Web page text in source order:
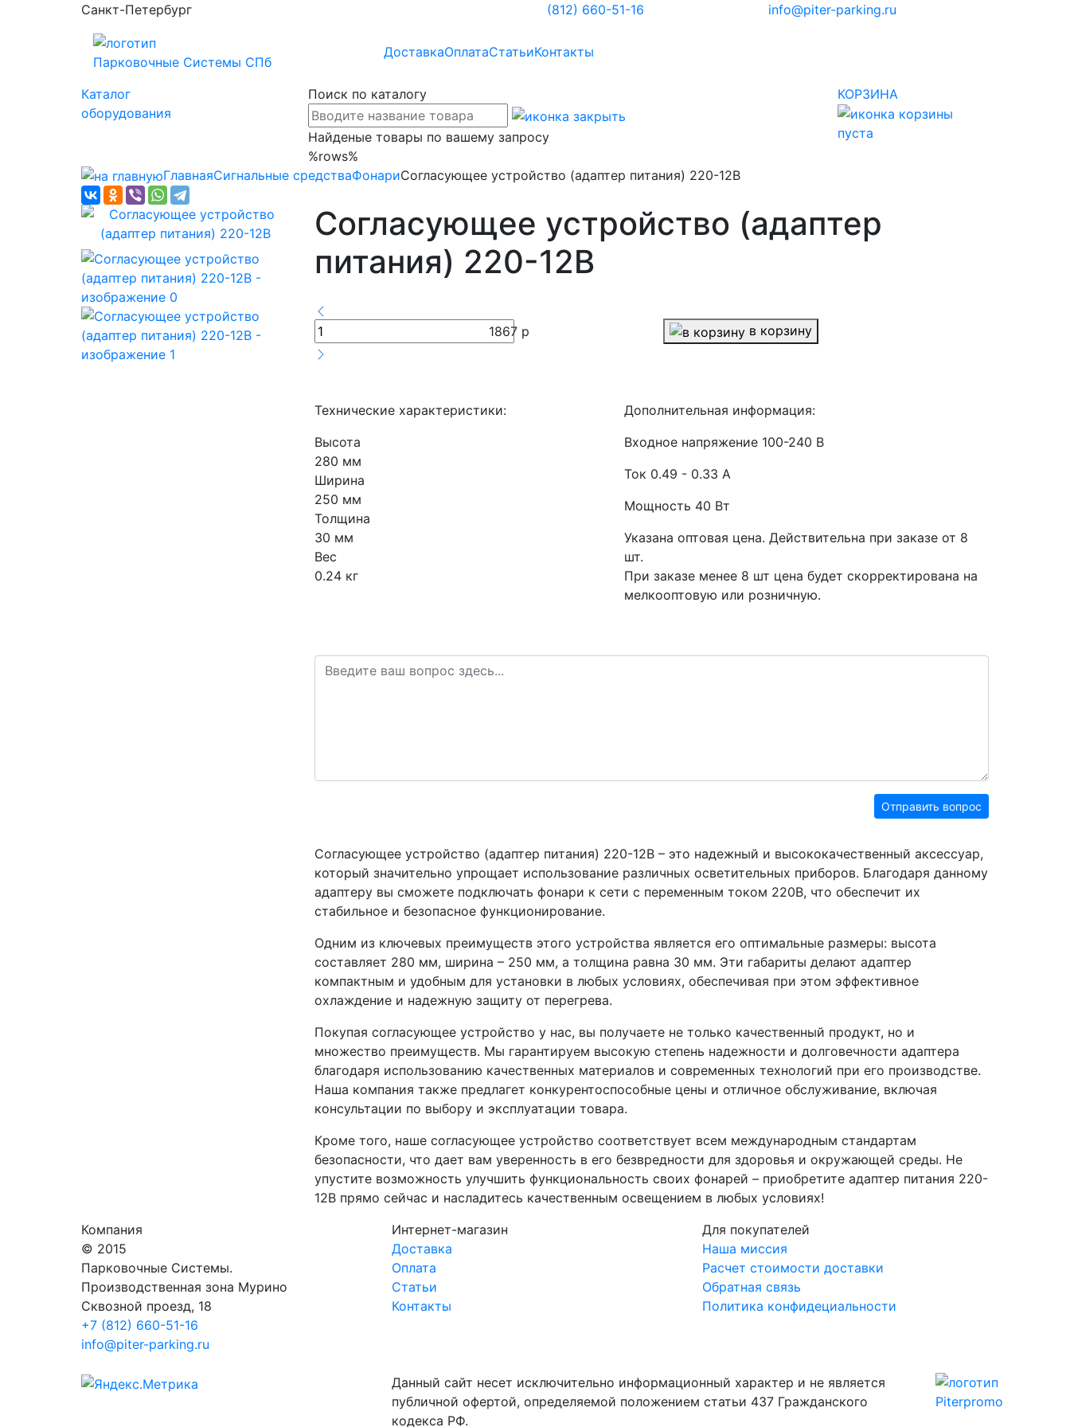
Санкт-Петербург (812) 660-51-16 info@piter-parking.ru
Парковочные Системы СПб
ДоставкаОплатаСтатьиКонтакты
Каталог
оборудования
Поиск по каталогу
Найденые товары по вашему запросу
%rows%
КОРЗИНА
пуста
ГлавнаяСигнальные средстваФонариСогласующее устройство (адаптер питания) 220-12В
Согласующее устройство (адаптер
питания) 220-12В
1867 р в корзину
Технические характеристики:
Высота
280 мм
Ширина
250 мм
Толщина
30 мм
Вес
0.24 кг
Дополнительная информация:
Входное напряжение 100-240 В
Ток 0.49 - 0.33 А
Мощность 40 Вт
Указана оптовая цена. Действительна при заказе от 8
шт.
При заказе менее 8 шт цена будет скорректирована на
мелкооптовую или розничную.
Отправить вопрос
Согласующее устройство (адаптер питания) 220-12В – это надежный и высококачественный аксессуар,
который значительно упрощает использование различных осветительных приборов. Благодаря данному
адаптеру вы сможете подключать фонари к сети с переменным током 220В, что обеспечит их
стабильное и безопасное функционирование.
Одним из ключевых преимуществ этого устройства является его оптимальные размеры: высота
составляет 280 мм, ширина – 250 мм, а толщина равна 30 мм. Эти габариты делают адаптер
компактным и удобным для установки в любых условиях, обеспечивая при этом эффективное
охлаждение и надежную защиту от перегрева.
Покупая согласующее устройство у нас, вы получаете не только качественный продукт, но и
множество преимуществ. Мы гарантируем высокую степень надежности и долговечности адаптера
благодаря использованию качественных материалов и современных технологий при его производстве.
Наша компания также предлагет конкурентоспособные цены и отличное обслуживание, включая
консультации по выбору и эксплуатации товара.
Кроме того, наше согласующее устройство соответствует всем международным стандартам
безопасности, что дает вам уверенность в его безвредности для здоровья и окружающей среды. Не
упустите возможность улучшить функциональность своих фонарей – приобретите адаптер питания 220-
12В прямо сейчас и насладитесь качественным освещением в любых условиях!
Компания
© 2015
Парковочные Системы.
Производственная зона Мурино
Сквозной проезд, 18
+7 (812) 660-51-16
info@piter-parking.ru
Интернет-магазин
Доставка
Оплата
Статьи
Контакты
Для покупателей
Наша миссия
Расчет стоимости доставки
Обратная связь
Политика конфидециальности
Данный сайт несет исключительно информационный характер и не является
публичной офертой, определяемой положением статьи 437 Гражданского
кодекса РФ.